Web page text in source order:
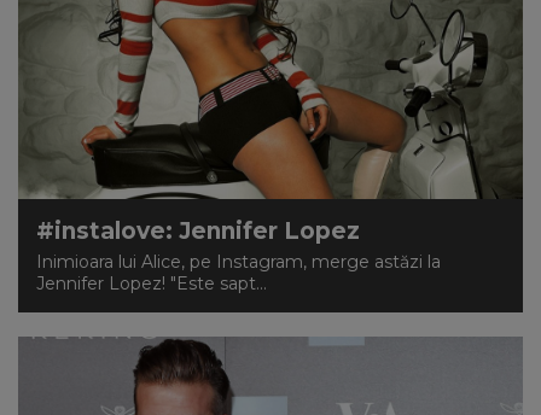
#instalove: Jennifer Lopez
Inimioara lui Alice, pe Instagram, merge astăzi la
Jennifer Lopez! "Este sapt...